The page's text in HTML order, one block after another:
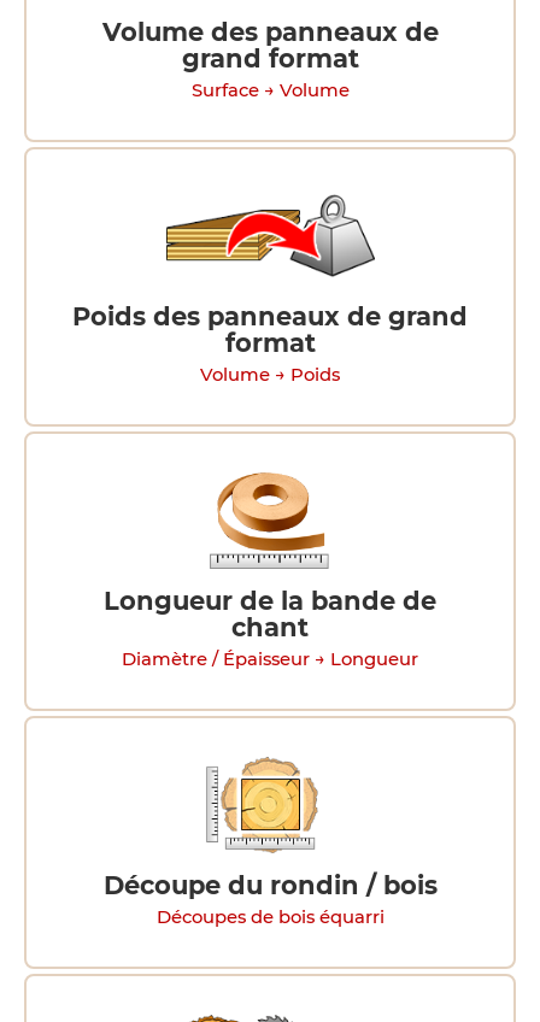
Volume des panneaux de
grand format
Surface → Volume
Poids des panneaux de grand
format
Volume → Poids
Longueur de la bande de
chant
Diamètre / Épaisseur → Longueur
Découpe du rondin / bois
Découpes de bois équarri